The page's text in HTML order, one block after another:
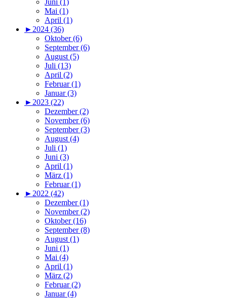
Juni (1)
Mai (1)
April (1)
►2024 (36)
Oktober (6)
September (6)
August (5)
Juli (13)
April (2)
Februar (1)
Januar (3)
►2023 (22)
Dezember (2)
November (6)
September (3)
August (4)
Juli (1)
Juni (3)
April (1)
März (1)
Februar (1)
►2022 (42)
Dezember (1)
November (2)
Oktober (16)
September (8)
August (1)
Juni (1)
Mai (4)
April (1)
März (2)
Februar (2)
Januar (4)